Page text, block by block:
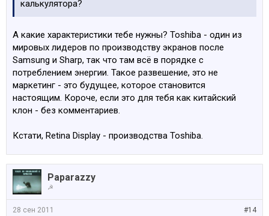
калькулятора?
А какие характеристики тебе нужны? Toshiba - один из
мировых лидеров по производству экранов после
Samsung и Sharp, так что там всё в порядке с
потреблением энергии. Такое развешение, это не
маркетинг - это будущее, которое становится
настоящим. Короче, если это для тебя как китайский
клон - без комментариев.
Кстати, Retina Display - производства Toshiba.
Paparazzy
☭
#14
28 сен 2011